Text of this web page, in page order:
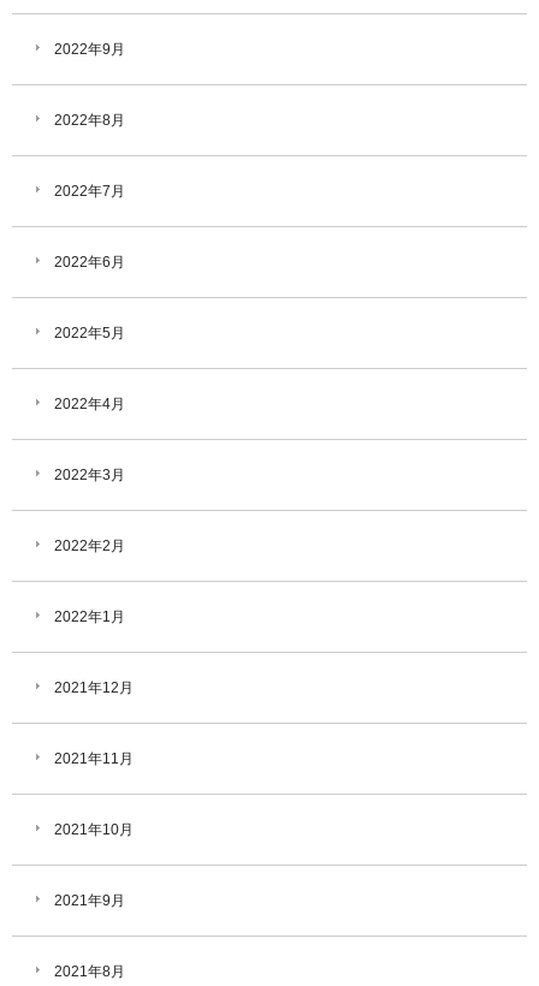
2022年9月
2022年8月
2022年7月
2022年6月
2022年5月
2022年4月
2022年3月
2022年2月
2022年1月
2021年12月
2021年11月
2021年10月
2021年9月
2021年8月